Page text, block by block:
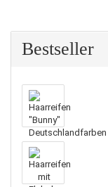
Bestseller